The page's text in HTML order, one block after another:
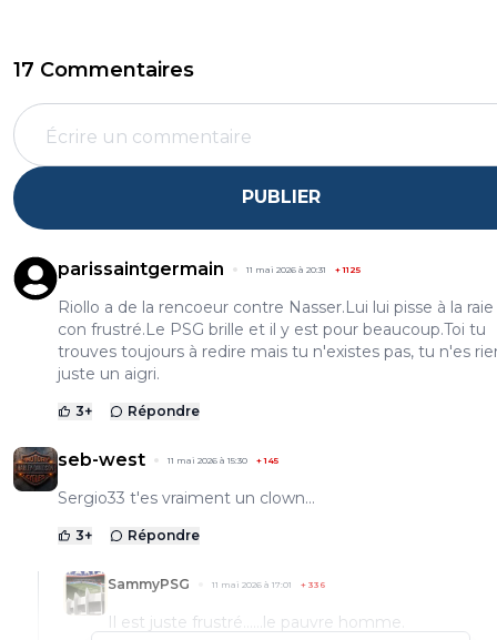
17 Commentaires
PUBLIER
parissaintgermain 11 mai 2026 à 20:31 +1125
Riollo a de la rencoeur contre Nasser.Lui lui pisse à la
con frustré.Le PSG brille et il y est pour beaucoup.Toi tu
trouves toujours à redire mais tu n'existes pas, tu n'es
juste un aigri.
3+ Répondre
seb-west 11 mai 2026 à 15:30 +145
Sergio33 t'es vraiment un clown…
3+ Répondre
SammyPSG 11 mai 2026 à 17:01 + 336
Il est juste frustré......le pauvre homme.